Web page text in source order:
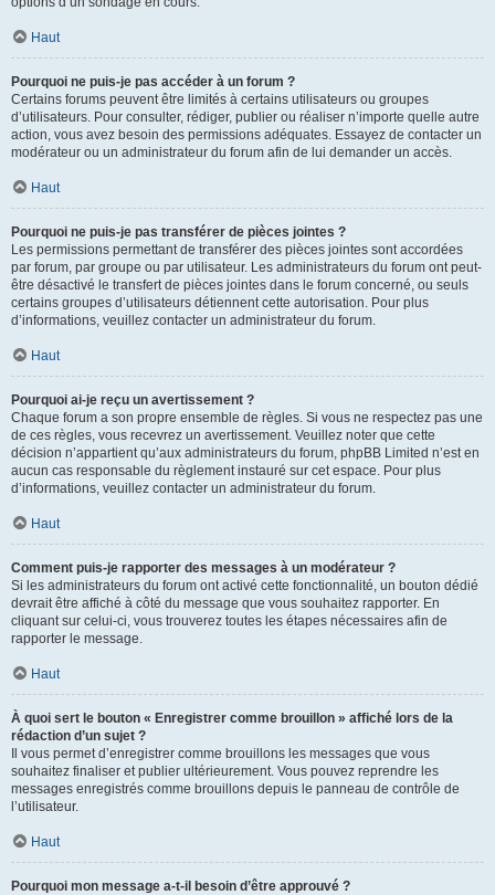
Haut
Pourquoi ne puis-je pas accéder à un forum ?
Certains forums peuvent être limités à certains utilisateurs ou groupes
d’utilisateurs. Pour consulter, rédiger, publier ou réaliser n’importe quelle autre
action, vous avez besoin des permissions adéquates. Essayez de contacter un
modérateur ou un administrateur du forum afin de lui demander un accès.
Haut
Pourquoi ne puis-je pas transférer de pièces jointes ?
Les permissions permettant de transférer des pièces jointes sont accordées
par forum, par groupe ou par utilisateur. Les administrateurs du forum ont peut-
être désactivé le transfert de pièces jointes dans le forum concerné, ou seuls
certains groupes d’utilisateurs détiennent cette autorisation. Pour plus
d’informations, veuillez contacter un administrateur du forum.
Haut
Pourquoi ai-je reçu un avertissement ?
Chaque forum a son propre ensemble de règles. Si vous ne respectez pas une
de ces règles, vous recevrez un avertissement. Veuillez noter que cette
décision n’appartient qu’aux administrateurs du forum, phpBB Limited n’est en
aucun cas responsable du règlement instauré sur cet espace. Pour plus
d’informations, veuillez contacter un administrateur du forum.
Haut
Comment puis-je rapporter des messages à un modérateur ?
Si les administrateurs du forum ont activé cette fonctionnalité, un bouton dédié
devrait être affiché à côté du message que vous souhaitez rapporter. En
cliquant sur celui-ci, vous trouverez toutes les étapes nécessaires afin de
rapporter le message.
Haut
À quoi sert le bouton « Enregistrer comme brouillon » affiché lors de la
rédaction d’un sujet ?
Il vous permet d’enregistrer comme brouillons les messages que vous
souhaitez finaliser et publier ultérieurement. Vous pouvez reprendre les
messages enregistrés comme brouillons depuis le panneau de contrôle de
l’utilisateur.
Haut
Pourquoi mon message a-t-il besoin d’être approuvé ?